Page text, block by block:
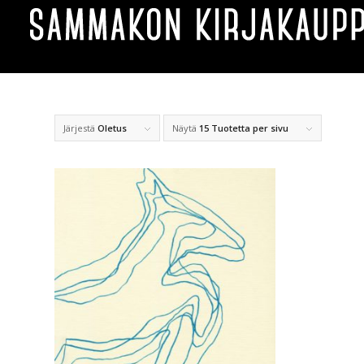
Järjestä Oletus Näytä 15 Tuotetta per sivu